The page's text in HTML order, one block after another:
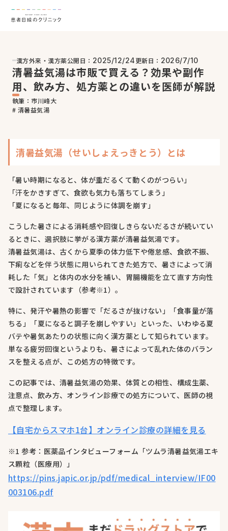
漢方外来・漢方薬公開日： 2025/12/24更新日： 2026/7/10
清暑益気湯は市販で買える？効果や副作
用、飲み方、処方薬との違いを医師が解説
執筆：市川峰大
# 清暑益気湯
清暑益気湯（せいしょえっきとう）とは
「暑い時期になると、体が重だるくて動くのがつらい」
「汗をかきすぎて、食欲も気力も落ちてしまう」
「夏になると毎年、同じように体調を崩す」
こうした暑さによる消耗感や回復しきらないだるさが続いてい
るときに、選択肢に挙がる漢方薬が清暑益気湯です。
清暑益気湯は、古くから夏季の体力低下や倦怠感、食欲不振、
下痢などを伴う状態に用いられてきた処方で、暑さによって消
耗した「気」と体内の水分を補い、胃腸機能を立て直す方向性
で設計されています（参考※1）。
特に、発汗や暑熱の影響で「だるさが抜けない」「食事量が落
ちる」「夏になると調子を崩しやすい」といった、いわゆる夏
バテや暑気あたりの状態に向く漢方薬として知られています。
単なる疲労回復というよりも、暑さによって乱れた体のバラン
スを整える点が、この処方の特徴です。
この記事では、清暑益気湯の効果、体質との相性、構成生薬、
注意点、飲み方、オンライン診療での処方について、医師の視
点で整理します。
【自宅からスマホ1台】オンライン診療の詳細を見る
※1 参考：医薬品インタビューフォーム「ツムラ清暑益気湯エキ
ス顆粒（医療用）」
https://pins.japic.or.jp/pdf/medical_interview/IF00
003106.pdf